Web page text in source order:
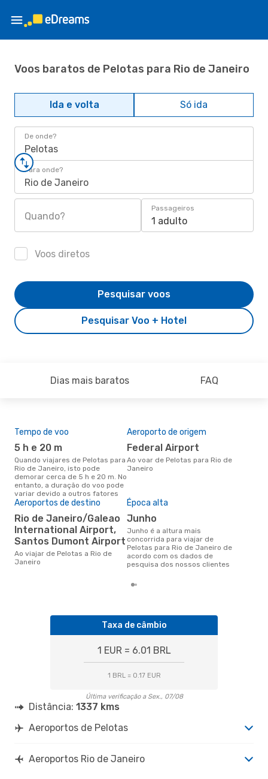
Voos baratos de Pelotas para Rio de Janeiro
Ida e volta Só ida
De onde?
Pelotas
Para onde?
Rio de Janeiro
Quando?
Passageiros
1 adulto
Voos diretos
Pesquisar Voo + Hotel
Pesquisar voos
Dias mais baratos FAQ
Tempo de voo
5 h e 20 m
Quando viajares de Pelotas para
Rio de Janeiro, isto pode
demorar cerca de 5 h e 20 m. No
entanto, a duração do voo pode
variar devido a outros fatores
Aeroporto de origem
Federal Airport
Ao voar de Pelotas para Rio de
Janeiro
Aeroportos de destino
Rio de Janeiro/Galeao
International Airport,
Santos Dumont Airport
Ao viajar de Pelotas a Rio de
Janeiro
Época alta
junho
junho é a altura mais
concorrida para viajar de
Pelotas para Rio de Janeiro de
acordo com os dados de
pesquisa dos nossos clientes
Taxa de câmbio
1 EUR = 6.01 BRL
1 BRL = 0.17 EUR
Última verificação a Sex., 07/08
Distância: 1337 kms
Aeroportos de Pelotas
Aeroportos Rio de Janeiro